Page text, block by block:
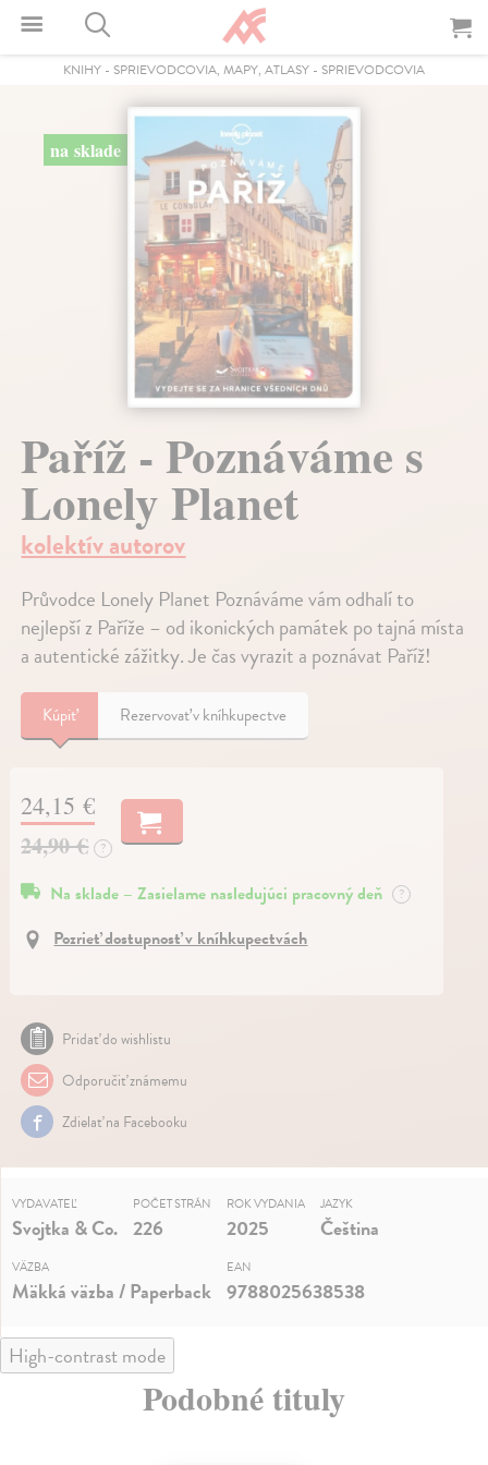
KNIHY - SPRIEVODCOVIA, MAPY, ATLASY - SPRIEVODCOVIA
na sklade
Paříž - Poznáváme s
Lonely Planet
kolektív autorov
Průvodce Lonely Planet Poznáváme vám odhalí to
nejlepší z Paříže – od ikonických památek po tajná místa
a autentické zážitky. Je čas vyrazit a poznávat Paříž!
Kúpiť Rezervovať v kníhkupectve
24,15 €
24,90 € ?
Na sklade – Zasielame nasledujúci pracovný deň ?
Pozrieť dostupnosť v kníhkupectvách
Pridať do wishlistu
Odporučiť známemu
Zdielať na Facebooku
VYDAVATEĽ
Svojtka & Co.
POČET STRÁN
226
ROK VYDANIA
2025
JAZYK
Čeština
VÄZBA
Mäkká väzba / Paperback
EAN
9788025638538
High-contrast mode
Podobné tituly